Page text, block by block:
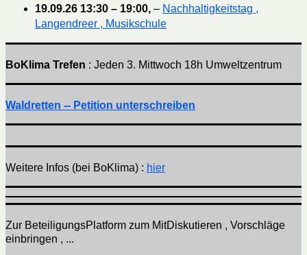
19.09.26 13:30 – 19:00, – Nachhaltigkeitstag ,
Langendreer , Musikschule
BoKlima Trefen : Jeden 3. Mittwoch 18h Umweltzentrum
Waldretten -- Petition unterschreiben
Weitere Infos (bei BoKlima) : hier
Zur BeteiligungsPlatform zum MitDiskutieren , Vorschläge
einbringen , ...